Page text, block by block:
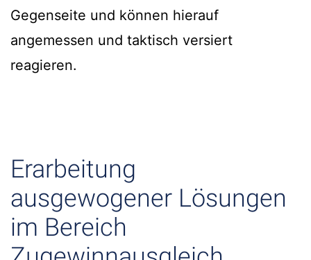
Gegenseite und können hierauf
angemessen und taktisch versiert
reagieren.
Erarbeitung
ausgewogener Lösungen
im Bereich